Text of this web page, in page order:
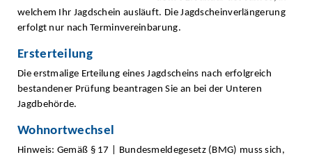
welchem Ihr Jagdschein ausläuft. Die Jagdscheinverlängerung
erfolgt nur nach Terminvereinbarung.
Ersterteilung
Die erstmalige Erteilung eines Jagdscheins nach erfolgreich
bestandener Prüfung beantragen Sie an bei der Unteren
Jagdbehörde.
Wohnortwechsel
Hinweis: Gemäß § 17 | Bundesmeldegesetz (BMG) muss sich,